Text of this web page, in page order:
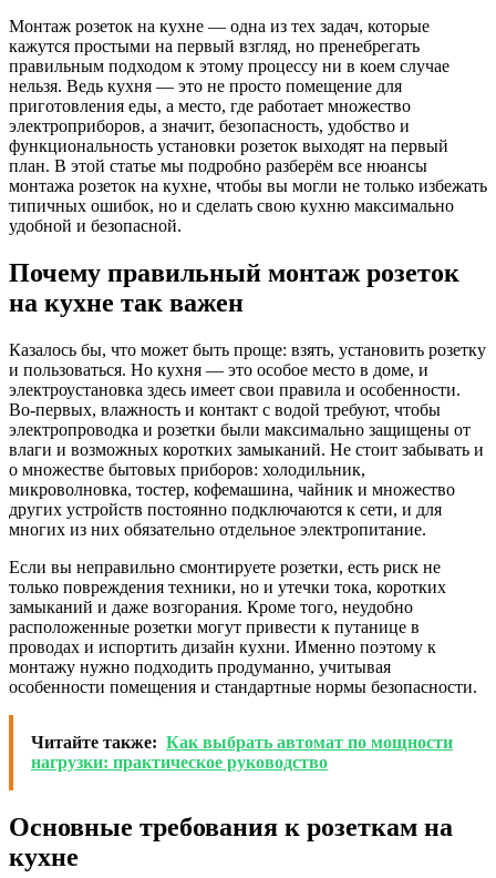
Монтаж розеток на кухне — одна из тех задач, которые
кажутся простыми на первый взгляд, но пренебрегать
правильным подходом к этому процессу ни в коем случае
нельзя. Ведь кухня — это не просто помещение для
приготовления еды, а место, где работает множество
электроприборов, а значит, безопасность, удобство и
функциональность установки розеток выходят на первый
план. В этой статье мы подробно разберём все нюансы
монтажа розеток на кухне, чтобы вы могли не только избежать
типичных ошибок, но и сделать свою кухню максимально
удобной и безопасной.
Почему правильный монтаж розеток
на кухне так важен
Казалось бы, что может быть проще: взять, установить розетку
и пользоваться. Но кухня — это особое место в доме, и
электроустановка здесь имеет свои правила и особенности.
Во-первых, влажность и контакт с водой требуют, чтобы
электропроводка и розетки были максимально защищены от
влаги и возможных коротких замыканий. Не стоит забывать и
о множестве бытовых приборов: холодильник,
микроволновка, тостер, кофемашина, чайник и множество
других устройств постоянно подключаются к сети, и для
многих из них обязательно отдельное электропитание.
Если вы неправильно смонтируете розетки, есть риск не
только повреждения техники, но и утечки тока, коротких
замыканий и даже возгорания. Кроме того, неудобно
расположенные розетки могут привести к путанице в
проводах и испортить дизайн кухни. Именно поэтому к
монтажу нужно подходить продуманно, учитывая
особенности помещения и стандартные нормы безопасности.
Читайте также: Как выбрать автомат по мощности
нагрузки: практическое руководство
Основные требования к розеткам на
кухне